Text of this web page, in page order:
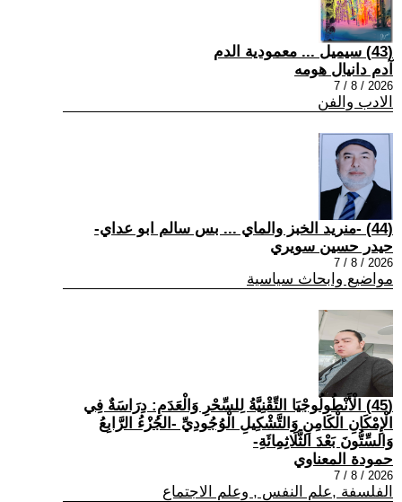
(43) سيميل ... معمودية الدم
آدم دانيال هومه
2026 / 8 / 7
الادب والفن
(44) -منريد الخبز والماي ... بس سالم ابو عداي-
حيدر حسين سويري
2026 / 8 / 7
مواضيع وابحاث سياسية
(45) الْأَنْطُولُوجْيَا التِّقْنِيَّةُ لِلسِّحْرِ وَالْعَدَمِ: دِرَاسَةٌ فِي
الْإِمْكَانِ الْكَامِنِ وَالتَّشْكِيلِ الْوُجُودِيِّ -الجُزْءُ الرَّابِعُ
وَالسِّتُّونَ بَعْدَ الثَّلَاثِمِائَةِ-
حمودة المعناوي
2026 / 8 / 7
الفلسفة ,علم النفس , وعلم الاجتماع